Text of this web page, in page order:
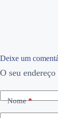
Deixe um
O seu
Nome*